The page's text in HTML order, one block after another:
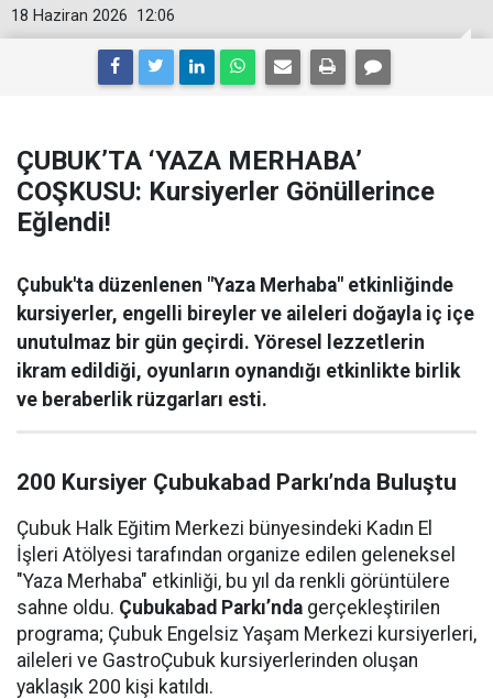
12:06
18 Haziran 2026
ÇUBUK’TA ‘YAZA MERHABA’
COŞKUSU: Kursiyerler Gönüllerince
Eğlendi!
Çubuk'ta düzenlenen "Yaza Merhaba" etkinliğinde
kursiyerler, engelli bireyler ve aileleri doğayla iç içe
unutulmaz bir gün geçirdi. Yöresel lezzetlerin
ikram edildiği, oyunların oynandığı etkinlikte birlik
ve beraberlik rüzgarları esti.
200 Kursiyer Çubukabad Parkı’nda Buluştu
Çubuk Halk Eğitim Merkezi bünyesindeki Kadın El
İşleri Atölyesi tarafından organize edilen geleneksel
"Yaza Merhaba" etkinliği, bu yıl da renkli görüntülere
sahne oldu. Çubukabad Parkı’nda gerçekleştirilen
programa; Çubuk Engelsiz Yaşam Merkezi kursiyerleri,
aileleri ve GastroÇubuk kursiyerlerinden oluşan
yaklaşık 200 kişi katıldı.